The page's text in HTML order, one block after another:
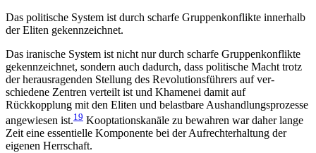
Das politische System ist durch scharfe Gruppenkonflikte innerhalb
der Eliten gekennzeichnet.
Das iranische System ist nicht nur durch scharfe Gruppenkonflikte
gekennzeichnet, sondern auch dadurch, dass politische Macht trotz
der heraus­ragenden Stellung des Revolutionsführers auf ver­
schiedene Zentren verteilt ist und Khamenei damit auf
Rückkopplung mit den Eliten und belastbare Aushandlungsprozesse
angewiesen ist.19 Kooptationskanäle zu bewahren war daher lange
Zeit eine essentielle Komponente bei der Aufrechterhaltung der
eigenen Herrschaft.